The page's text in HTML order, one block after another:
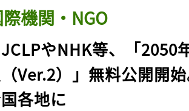
機関・NGO
JCLPやNHK等、「2050
Ver.2）」無料公開開
各地に